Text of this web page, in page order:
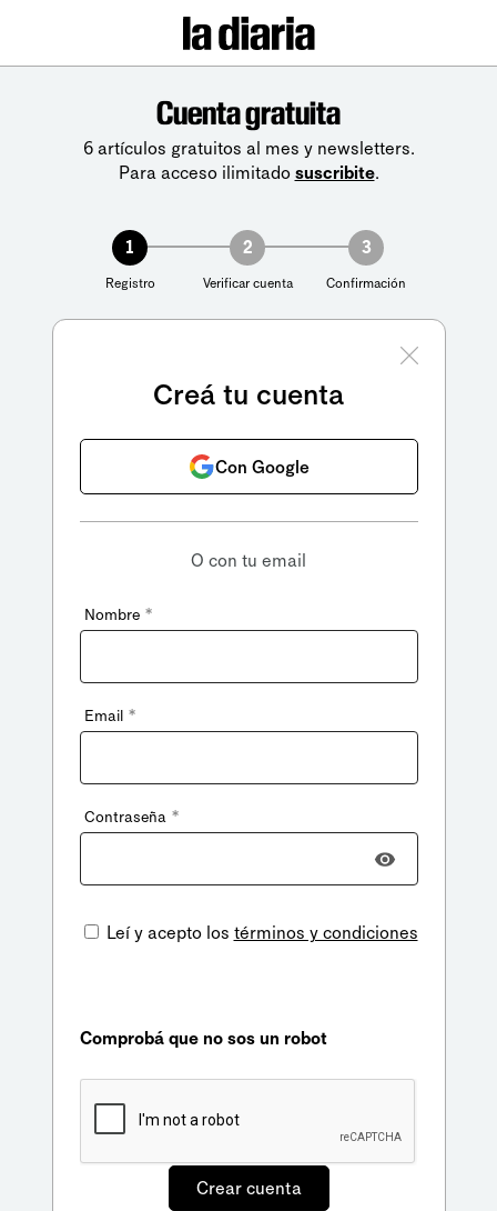
Cuenta gratuita
6 artículos gratuitos al mes y newsletters.
Para acceso ilimitado suscribite.
1
Registro
2
Verificar cuenta
3
Confirmación
Creá tu cuenta
Con Google
O con tu email
Nombre *
Email *
Contraseña *
Leí y acepto los términos y condiciones
Comprobá que no sos un robot